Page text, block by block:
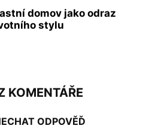
domov jako odraz
stylu
KOMENTÁŘE
ODPOVĚĎ